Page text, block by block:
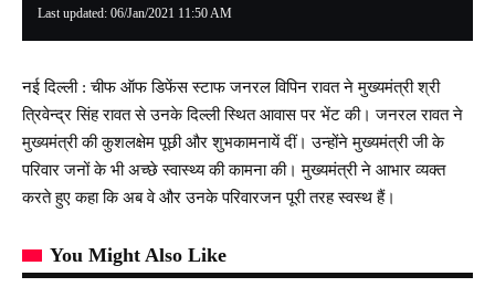
Last updated: 06/Jan/2021 11:50 AM
नई दिल्ली : चीफ ऑफ डिफेंस स्टाफ जनरल विपिन रावत ने मुख्यमंत्री श्री
त्रिवेन्द्र सिंह रावत से उनके दिल्ली स्थित आवास पर भेंट की। जनरल रावत ने
मुख्यमंत्री की कुशलक्षेम पूछी और शुभकामनायें दीं। उन्होंने मुख्यमंत्री जी के
परिवार जनों के भी अच्छे स्वास्थ्य की कामना की। मुख्यमंत्री ने आभार व्यक्त
करते हुए कहा कि अब वे और उनके परिवारजन पूरी तरह स्वस्थ हैं।
You Might Also Like